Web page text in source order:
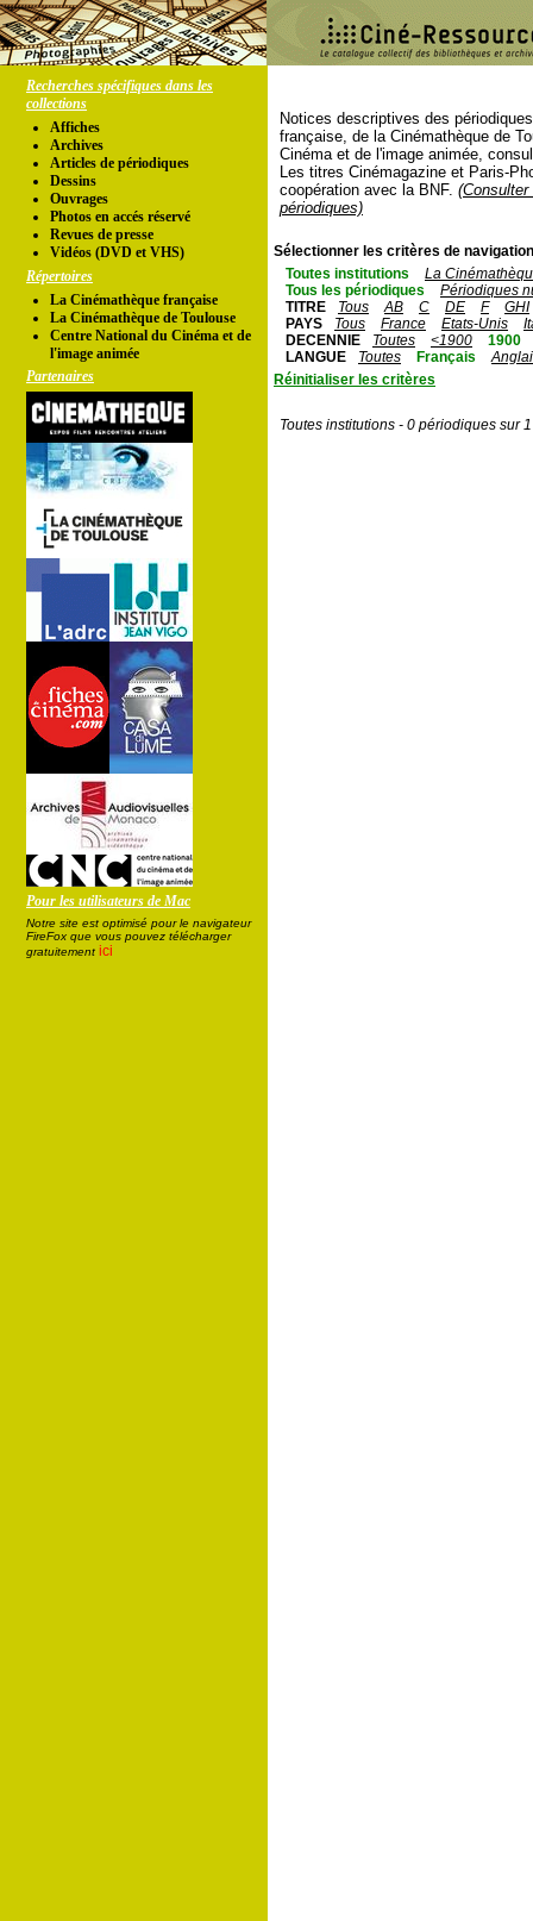
Recherches spécifiques dans les
collections
Affiches
Archives
Articles de périodiques
Dessins
Ouvrages
Photos en accés réservé
Revues de presse
Vidéos (DVD et VHS)
Répertoires
La Cinémathèque française
La Cinémathèque de Toulouse
Centre National du Cinéma et de
l'image animée
Partenaires
Pour les utilisateurs de Mac
Notre site est optimisé pour le navigateur
FireFox que vous pouvez télécharger
gratuitement ici
Notices descriptives des
française, de la Cinémathèque de
Cinéma et de l'image animée,
Les titres Cinémagazine et Paris-
coopération avec la BNF.
périodiques)
Sélectionner les critères de
Toutes institutions
La
Tous les périodiques
Périodiques
TITRE
Tous AB C DE F
GHI
PAYS
Tous France Etats-Unis
DECENNIE
Toutes <1900
1900
LANGUE
Toutes Français
Réinitialiser les critères
Toutes institutions - 0 périodiques sur